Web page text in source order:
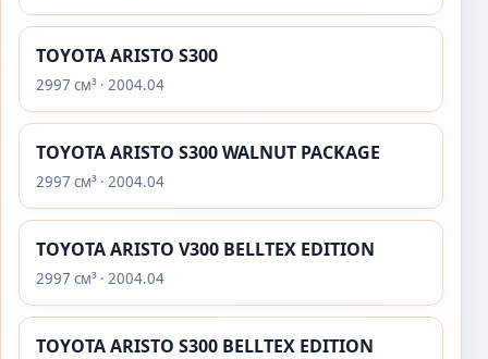
TOYOTA ARISTO S300
2997 см³ · 2004.04
TOYOTA ARISTO S300 WALNUT PACKAGE
2997 см³ · 2004.04
TOYOTA ARISTO V300 BELLTEX EDITION
2997 см³ · 2004.04
TOYOTA ARISTO S300 BELLTEX EDITION